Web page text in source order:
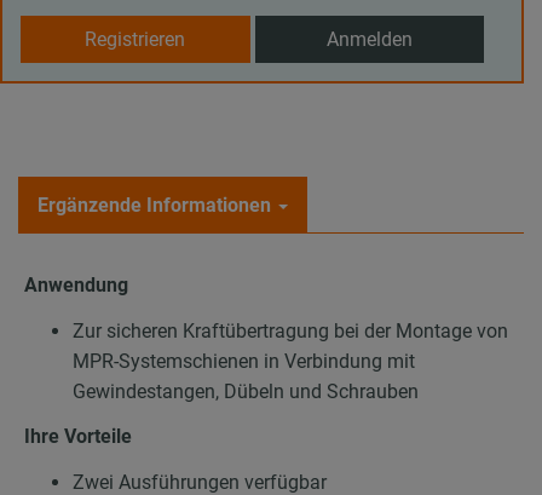
Registrieren Anmelden
Ergänzende Informationen
Anwendung
Zur sicheren Kraftübertragung bei der Montage von
MPR-Systemschienen in Verbindung mit
Gewindestangen, Dübeln und Schrauben
Ihre Vorteile
Zwei Ausführungen verfügbar